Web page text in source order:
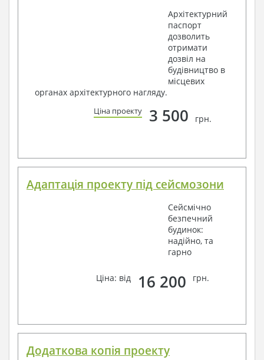
Архітектурний
паспорт
дозволить
отримати
дозвіл на
будівництво в
місцевих
органах архітектурного нагляду.
Ціна проекту 3 500 грн.
Адаптація проекту під сейсмозони
Сейсмічно
безпечний
будинок:
надійно, та
гарно
Ціна: від 16 200 грн.
Додаткова копія проекту